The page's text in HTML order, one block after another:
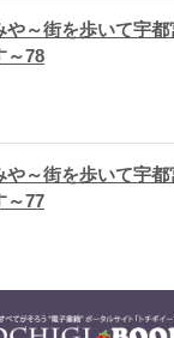
～街を歩いて宇都
～78
～街を歩いて宇都
～77